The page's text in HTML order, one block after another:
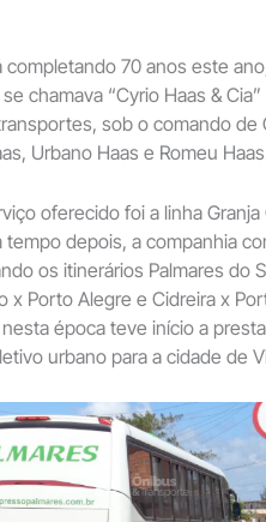
completando 70 anos este
chamava “Cyrio Haas &
sob o comando de
Urbano Haas e Romeu
oferecido foi a linha
tempo depois, a companhia
os itinerários Palmares do
x Porto Alegre e Cidreira x
nesta época teve início a
urbano para a cidade de